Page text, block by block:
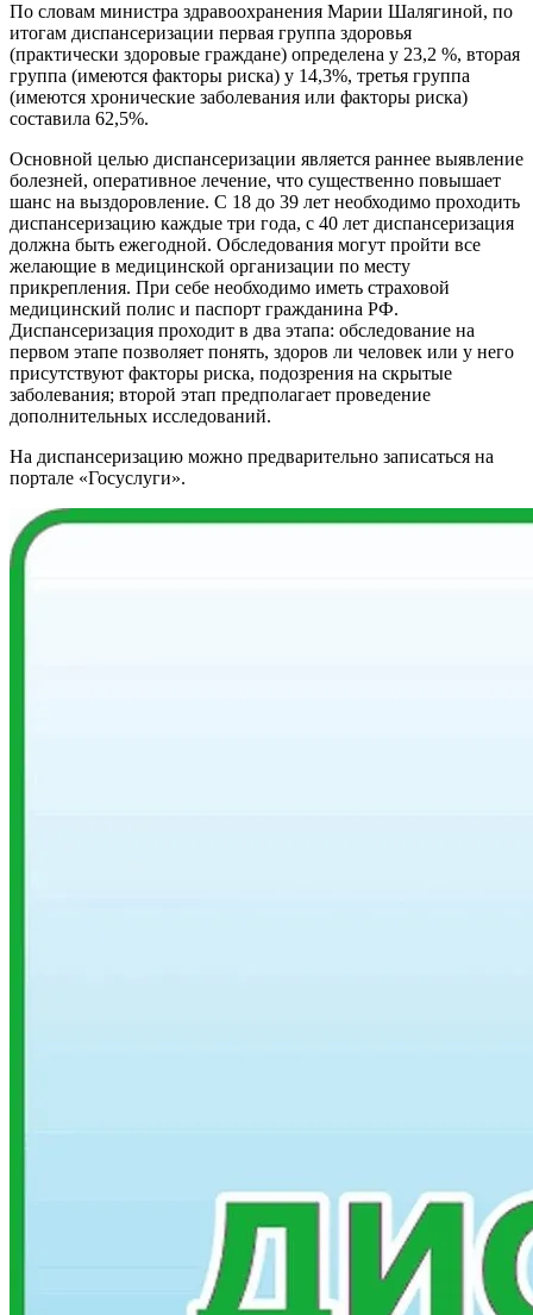
По словам министра здравоохранения Марии Шалягиной, по
итогам диспансеризации первая группа здоровья
(практически здоровые граждане) определена у 23,2 %, вторая
группа (имеются факторы риска) у 14,3%, третья группа
(имеются хронические заболевания или факторы риска)
составила 62,5%.
Основной целью диспансеризации является раннее выявление
болезней, оперативное лечение, что существенно повышает
шанс на выздоровление. С 18 до 39 лет необходимо проходить
диспансеризацию каждые три года, с 40 лет диспансеризация
должна быть ежегодной. Обследования могут пройти все
желающие в медицинской организации по месту
прикрепления. При себе необходимо иметь страховой
медицинский полис и паспорт гражданина РФ.
Диспансеризация проходит в два этапа: обследование на
первом этапе позволяет понять, здоров ли человек или у него
присутствуют факторы риска, подозрения на скрытые
заболевания; второй этап предполагает проведение
дополнительных исследований.
На диспансеризацию можно предварительно записаться на
портале «Госуслуги».